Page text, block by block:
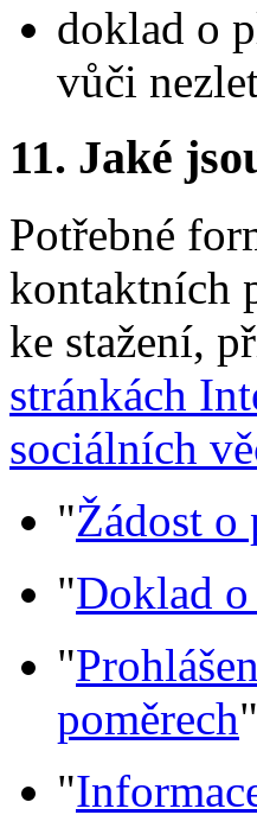
doklad o
vůči
11. Jaké
Potřebné
kontaktních
ke stažení,
stránkách
sociálních
"Žádost o
"Doklad
"
poměrech"
"